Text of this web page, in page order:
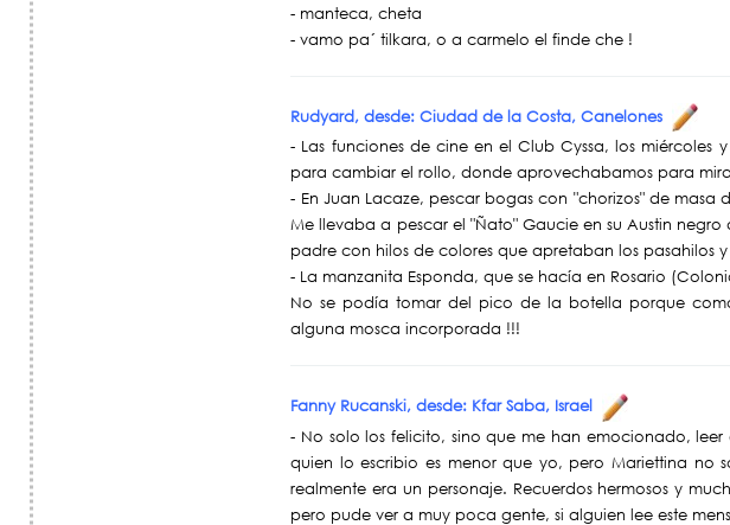
- manteca, cheta
- vamo pa´ tilkara, o a carmelo el finde che !
Rudyard, desde: Ciudad de la Costa, Canelones
- Las funciones de cine en el Club Cyssa, los
para cambiar el rollo, donde aprovechabamos para
- En Juan Lacaze, pescar bogas con "chorizos" de
Me llevaba a pescar el "Ñato" Gaucie en su Austin
padre con hilos de colores que apretaban los pasahilos
- La manzanita Esponda, que se hacía en Rosario
No se podía tomar del pico de la botella porque
alguna mosca incorporada !!!
Fanny Rucanski, desde: Kfar Saba, Israel
- No solo los felicito, sino que me han emocionado,
quien lo escribio es menor que yo, pero Mariettina no
realmente era un personaje. Recuerdos hermosos y
pero pude ver a muy poca gente, si alguien lee este